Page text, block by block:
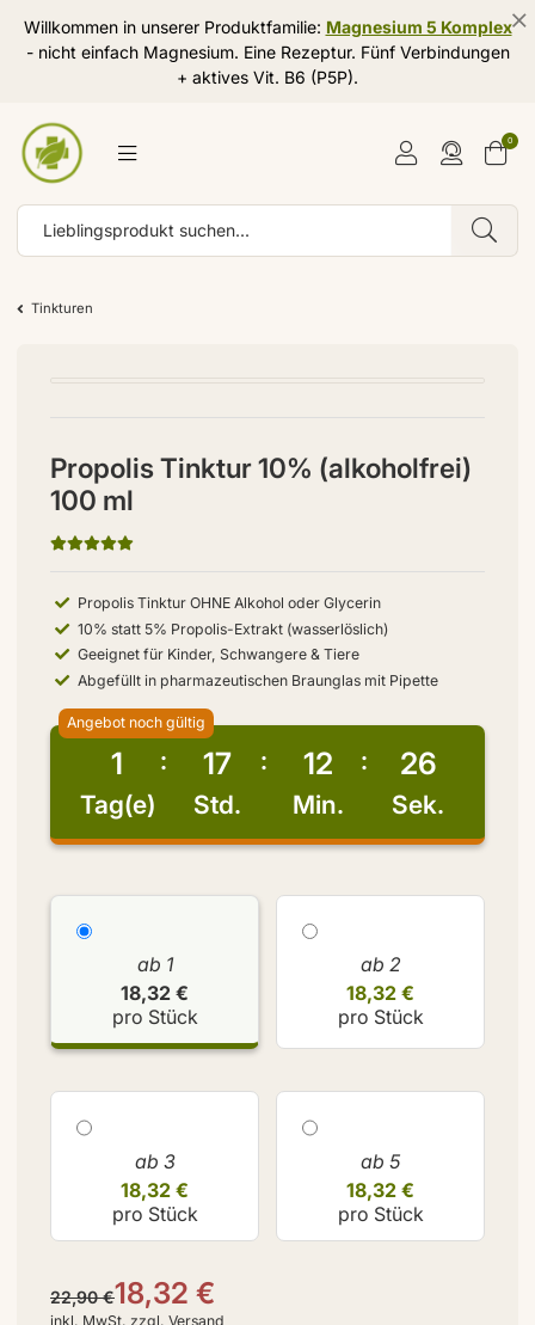
Willkommen in unserer Produktfamilie: Magnesium 5 Komplex
- nicht einfach Magnesium. Eine Rezeptur. Fünf Verbindungen
+ aktives Vit. B6 (P5P).
0
Tinkturen
Propolis Tinktur 10% (alkoholfrei)
100 ml
Propolis Tinktur OHNE Alkohol oder Glycerin
10% statt 5% Propolis-Extrakt (wasserlöslich)
Geeignet für Kinder, Schwangere & Tiere
Abgefüllt in pharmazeutischen Braunglas mit Pipette
Angebot noch gültig
1
Tag(e)
17
Std.
12
Min.
26
Sek.
18,32 €
22,90 €
inkl. MwSt. zzgl. Versand
ab 1
18,32 €
pro Stück
ab 2
18,32 €
pro Stück
ab 3
18,32 €
pro Stück
ab 5
18,32 €
pro Stück